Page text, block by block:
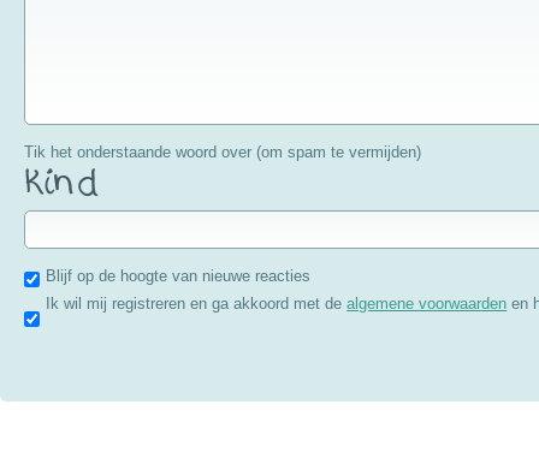
Tik het onderstaande woord over (om spam te vermijden)
Blijf op de hoogte van nieuwe reacties
Ik wil mij registreren en ga akkoord met dealgemene voorwaarden en